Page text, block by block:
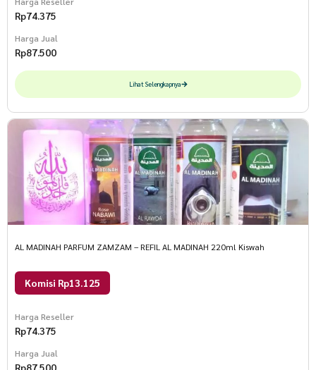
Rp74.375
Harga Jual
Rp87.500
Lihat Selengkapnya
AL MADINAH PARFUM ZAMZAM – REFIL AL MADINAH 220ml Kiswah
Komisi Rp13.125
Harga Reseller
Rp74.375
Harga Jual
Rp87.500